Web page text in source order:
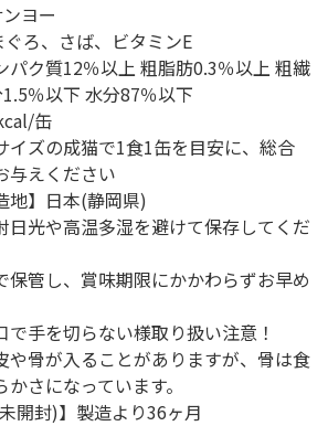
ヨー
ぐろ、さば、ビタミンE
パク質12％以上 粗脂肪0.3％以上 粗繊
％以下 水分87％以下
缶
イズの成猫で1食1缶を目安に、総合
与えください
地】日本(静岡県)
日光や高温多湿を避けて保存してくだ
保管し、賞味期限にかかわらずお早め
で手を切らない様取り扱い注意！
や骨が入ることがありますが、骨は食
さになっています。
開封)】製造より36ヶ月